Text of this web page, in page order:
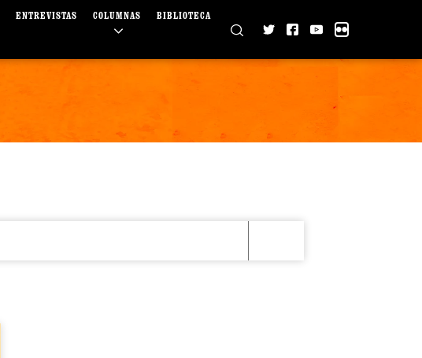
ENTREVISTAS COLUMNAS BIBLIOTECA